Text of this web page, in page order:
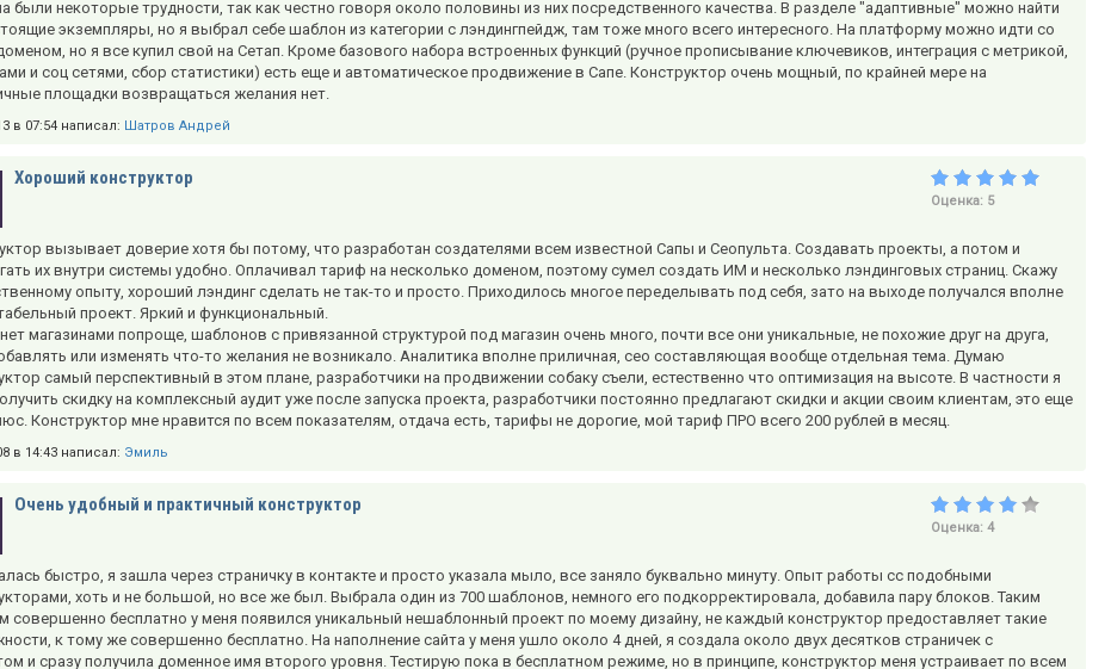
были некоторые трудности, так как честно говоря около половины из них посредственного качества. В разделе "адаптивные" можно найти
экземпляры, но я выбрал себе шаблон из категории с лэндингпейдж, там тоже много всего интересного. На платформу можно идти со
но я все купил свой на Сетап. Кроме базового набора встроенных функций (ручное прописывание ключевиков, интеграция с метрикой,
и соц сетями, сбор статистики) есть еще и автоматическое продвижение в Сапе. Конструктор очень мощный, по крайней мере на
площадки возвращаться желания нет.
в 07:54 написал: Шатров Андрей
Хороший конструктор
Оценка: 5
вызывает доверие хотя бы потому, что разработан создателями всем известной Сапы и Сеопульта. Создавать проекты, а потом и
их внутри системы удобно. Оплачивал тариф на несколько доменом, поэтому сумел создать ИМ и несколько лэндинговых страниц. Скажу
опыту, хороший лэндинг сделать не так-то и просто. Приходилось многое переделывать под себя, зато на выходе получался вполне
проект. Яркий и функциональный.
магазинами попроще, шаблонов с привязанной структурой под магазин очень много, почти все они уникальные, не похожие друг на друга,
или изменять что-то желания не возникало. Аналитика вполне приличная, сео составляющая вообще отдельная тема. Думаю
самый перспективный в этом плане, разработчики на продвижении собаку съели, естественно что оптимизация на высоте. В частности я
скидку на комплексный аудит уже после запуска проекта, разработчики постоянно предлагают скидки и акции своим клиентам, это еще
Конструктор мне нравится по всем показателям, отдача есть, тарифы не дорогие, мой тариф ПРО всего 200 рублей в месяц.
в 14:43 написал: Эмиль
Очень удобный и практичный конструктор
Оценка: 4
быстро, я зашла через страничку в контакте и просто указала мыло, все заняло буквально минуту. Опыт работы сс подобными
хоть и не большой, но все же был. Выбрала один из 700 шаблонов, немного его подкорректировала, добавила пару блоков. Таким
совершенно бесплатно у меня появился уникальный нешаблонный проект по моему дизайну, не каждый конструктор предоставляет такие
к тому же совершенно бесплатно. На наполнение сайта у меня ушло около 4 дней, я создала около двух десятков страничек с
и сразу получила доменное имя второго уровня. Тестирую пока в бесплатном режиме, но в принципе, конструктор меня устраивает по всем